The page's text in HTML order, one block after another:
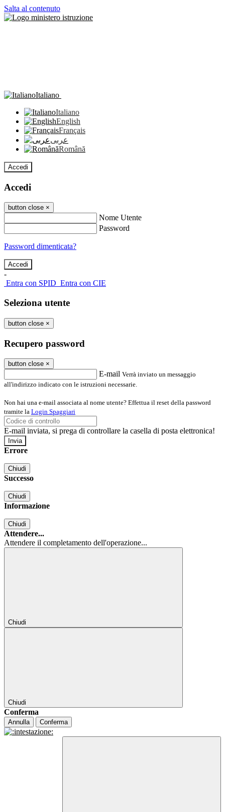
Salta al contenuto
Italiano
Italiano
English
Français
عربى
Română
Accedi
Accedi
button close ×
Nome Utente
Password
Password dimenticata?
-
Entra con SPID Entra con CIE
Seleziona utente
button close ×
Recupero password
button close ×
E-mail Verrà inviato un messaggio
all'indirizzo indicato con le istruzioni necessarie.
Non hai una e-mail associata al nome utente? Effettua il reset della password
tramite la Login Spaggiari
E-mail inviata, si prega di controllare la casella di posta elettronica!
Errore
Chiudi
Successo
Chiudi
Informazione
Chiudi
Attendere...
Attendere il completamento dell'operazione...
Chiudi
Chiudi
Conferma
Annulla Conferma